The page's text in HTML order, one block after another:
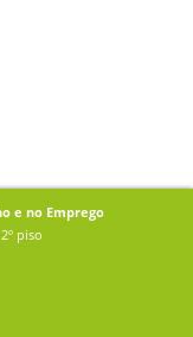
e no Emprego
piso